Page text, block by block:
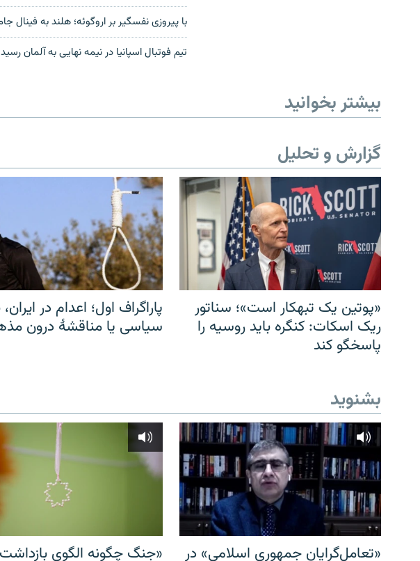
با پیروزی نفسگیر بر اروگوئه؛ هلند به فینال
تیم فوتبال اسپانيا در نيمه نهایی به آلمان رسيد
بیشتر بخوانید
گزارش و تحلیل
«پوتین یک تبهکار است»؛ سناتور
ریک اسکات: کنگره باید روسیه را
پاسخگو کند
پاراگراف اول؛ اعدام در ایران،
سیاسی یا مناقشهٔ درون
بشنوید
«تعامل‌گرایان جمهوری اسلامی» در «جنگ چگونه الگوی بازداشت